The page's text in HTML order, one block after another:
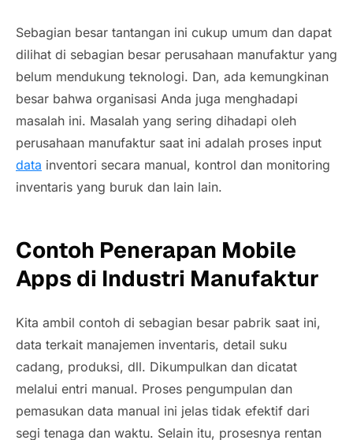
Sebagian besar tantangan ini cukup umum dan dapat
dilihat di sebagian besar perusahaan manufaktur yang
belum mendukung teknologi. Dan, ada kemungkinan
besar bahwa organisasi Anda juga menghadapi
masalah ini. Masalah yang sering dihadapi oleh
perusahaan manufaktur saat ini adalah proses input
data inventori secara manual, kontrol dan monitoring
inventaris yang buruk dan lain lain.
Contoh Penerapan Mobile
Apps di Industri Manufaktur
Kita ambil contoh di sebagian besar pabrik saat ini,
data terkait manajemen inventaris, detail suku
cadang, produksi, dll. Dikumpulkan dan dicatat
melalui entri manual. Proses pengumpulan dan
pemasukan data manual ini jelas tidak efektif dari
segi tenaga dan waktu. Selain itu, prosesnya rentan